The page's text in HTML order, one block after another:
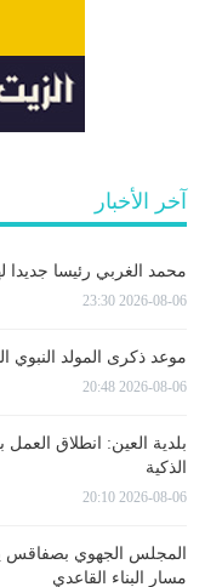
آخر الأخبار
محمد الغربي رئيسا جديدا
2026-08-06 23:30
موعد ذكرى المولد النبوي
2026-08-06 20:48
بلدية العين: انطلاق
الذكية
2026-08-06 20:10
المجلس الجهوي بصفاقس
مسار البناء القاعدي